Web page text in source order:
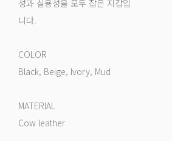
성과 실용성을 모두 잡은 지갑입
니다.
COLOR
Black, Beige, Ivory, Mud
MATERIAL
Cow leather